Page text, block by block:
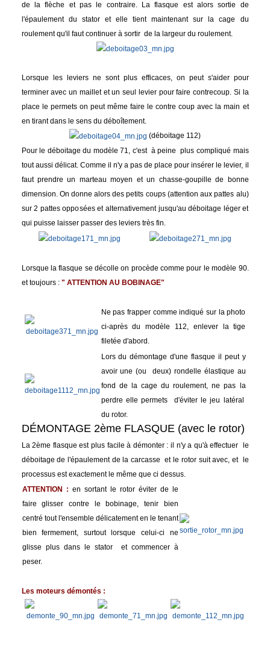
de la flèche et pas le contraire. La flasque est alors sortie de
l'épaulement du stator et elle tient maintenant sur la cage du
roulement qu'il faut continuer à sortir de la largeur du roulement.
Lorsque les leviers ne sont plus efficaces, on peut s'aider pour
terminer avec un maillet et un seul levier pour faire contrecoup. Si la
place le permets on peut même faire le contre coup avec la main et
en tirant dans le sens du déboîtement.
(déboitage 112)
Pour le déboitage du modèle 71, c'est à peine plus compliqué mais
tout aussi délicat. Comme il n'y a pas de place pour insérer le levier, il
faut prendre un marteau moyen et un chasse-goupille de bonne
dimension. On donne alors des petits coups (attention aux pattes alu)
sur 2 pattes opposées et alternativement jusqu'au déboitage léger et
qui puisse laisser passer des leviers très fin.
Lorsque la flasque se décolle on procède comme pour le modèle 90.
et toujours : " ATTENTION AU BOBINAGE"
Ne pas frapper comme indiqué sur la photo
ci-après du modèle 112, enlever la tige
filetée d'abord.
Lors du démontage d'une flasque il peut y
avoir une (ou deux) rondelle élastique au
fond de la cage du roulement, ne pas la
perdre elle permets d'éviter le jeu latéral
du rotor.
DÉMONTAGE 2ème FLASQUE (avec le rotor)
La 2ème flasque est plus facile à démonter : il n'y a qu'à effectuer le
déboitage de l'épaulement de la carcasse et le rotor suit avec, et le
processus est exactement le même que ci dessus.
ATTENTION : en sortant le rotor éviter de le
faire glisser contre le bobinage, tenir bien
centré tout l'ensemble délicatement en le tenant
bien fermement, surtout lorsque celui-ci ne
glisse plus dans le stator et commencer à
peser.
Les moteurs démontés :